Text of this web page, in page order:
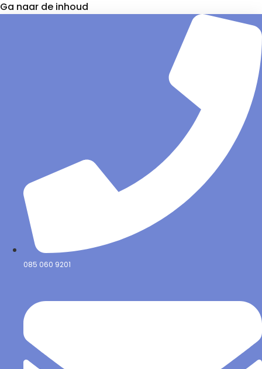
Ga naar de inhoud
085 060 9201